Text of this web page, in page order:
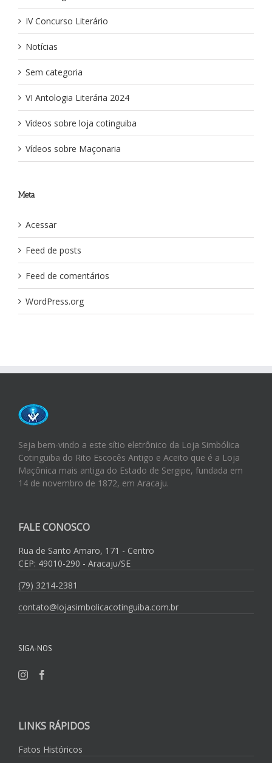
IV Concurso Literário
Notícias
Sem categoria
VI Antologia Literária 2024
Vídeos sobre loja cotinguiba
Vídeos sobre Maçonaria
Meta
Acessar
Feed de posts
Feed de comentários
WordPress.org
Seja bem-vindo a este sítio eletrônico da Loja Simbólica
Cotinguiba do Rito Escocês Antigo e Aceito que é a Loja
Maçônica mais antiga do Estado de Sergipe, fundada em
14 de novembro de 1872, em Aracaju.
FALE CONOSCO
Rua de Santo Amaro, 171 - Centro
CEP: 49010-290 - Aracaju/SE
(79) 3214-2381
contato@lojasimbolicacotinguiba.com.br
SIGA-NOS
LINKS RÁPIDOS
Fatos Históricos